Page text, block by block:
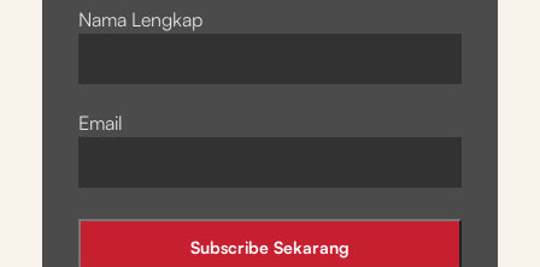
Nama Lengkap
Email